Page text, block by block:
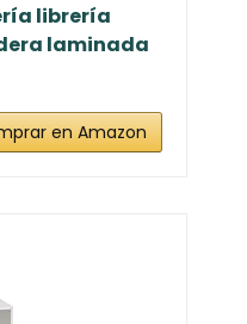
librería
laminada
en Amazon